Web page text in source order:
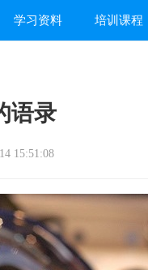
学习资料 培训课程
语录
15:51:08